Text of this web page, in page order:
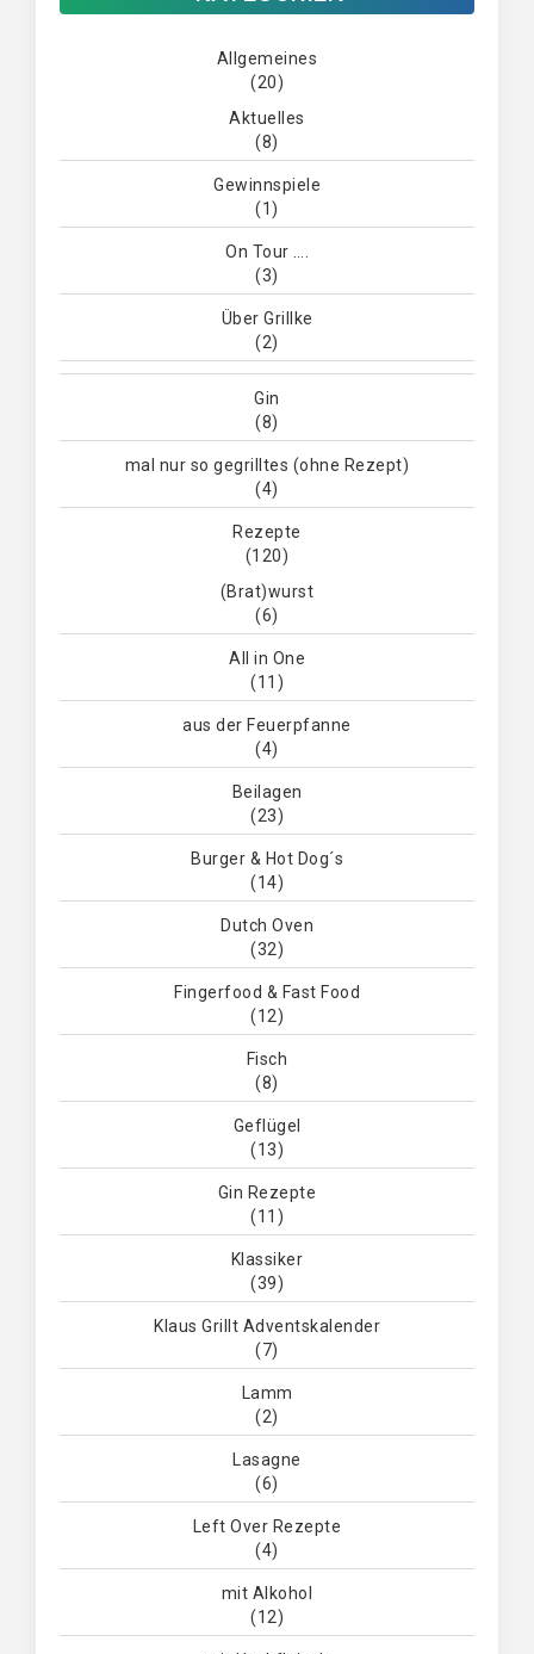
Allgemeines
(20)
Aktuelles
(8)
Gewinnspiele
(1)
On Tour ….
(3)
Über Grillke
(2)
Gin
(8)
mal nur so gegrilltes (ohne Rezept)
(4)
Rezepte
(120)
(Brat)wurst
(6)
All in One
(11)
aus der Feuerpfanne
(4)
Beilagen
(23)
Burger & Hot Dog´s
(14)
Dutch Oven
(32)
Fingerfood & Fast Food
(12)
Fisch
(8)
Geflügel
(13)
Gin Rezepte
(11)
Klassiker
(39)
Klaus Grillt Adventskalender
(7)
Lamm
(2)
Lasagne
(6)
Left Over Rezepte
(4)
mit Alkohol
(12)